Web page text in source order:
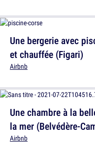
Une bergerie avec
et chauffée (Figari)
Airbnb
Une chambre à la
la mer (Belvédère-
Airbnb